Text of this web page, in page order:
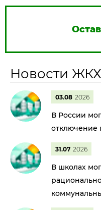
Новости ЖКХ
03.08 2026
В России
отключение
31.07 2026
В школах